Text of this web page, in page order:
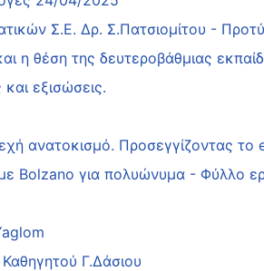
Σ.Ε. Δρ. Σ.Πατσιομίτου -
η θέση της δευτεροβάθμιας
εξισώσεις.
ανατοκισμό. Προσεγγίζοντας το
Bolzano για πολυώνυμα - Φύλλο
Γ.Δάσιου